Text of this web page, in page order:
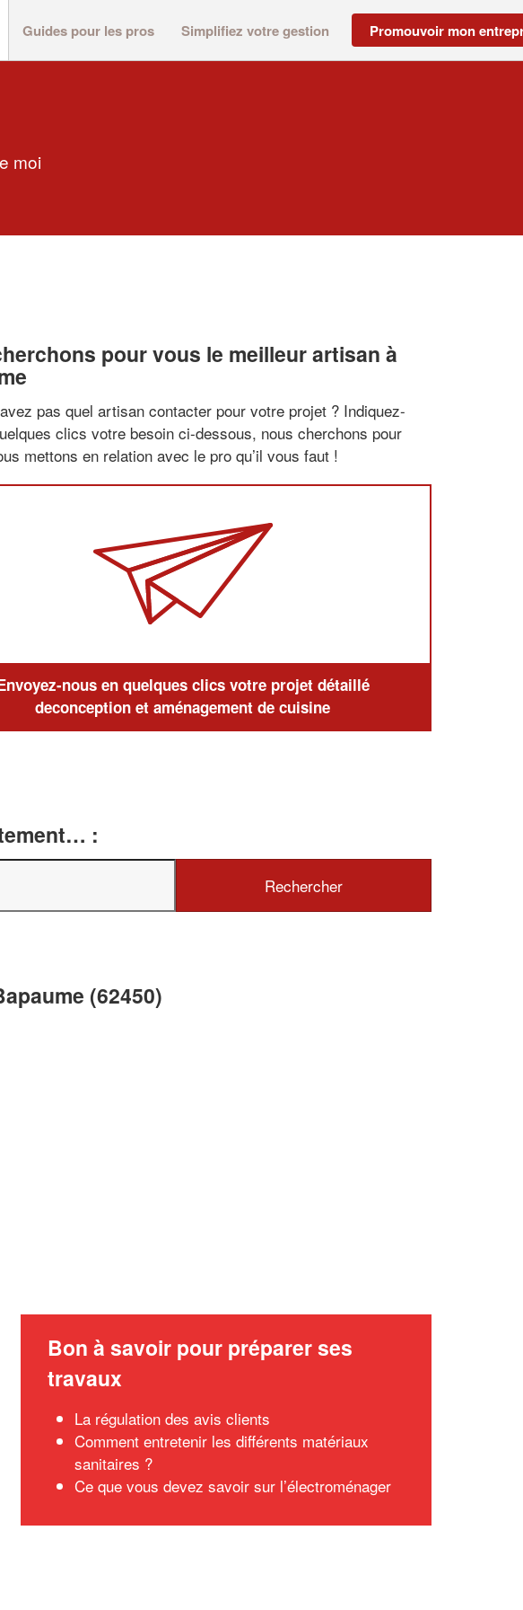
Guides pour les pros Simplifiez votre gestion Promouvoir mon
moi
pour vous le meilleur artisan à
pas quel artisan contacter pour votre projet ? Indiquez-
clics votre besoin ci-dessous, nous cherchons pour
mettons en relation avec le pro qu’il vous faut !
nous en quelques clics votre projet détaillé
deconception et aménagement de cuisine
:
(62450)
Bon à savoir pour préparer ses
travaux
La régulation des avis clients
Comment entretenir les différents matériaux
sanitaires ?
Ce que vous devez savoir sur l’électroménager
✕
Vous êtes un